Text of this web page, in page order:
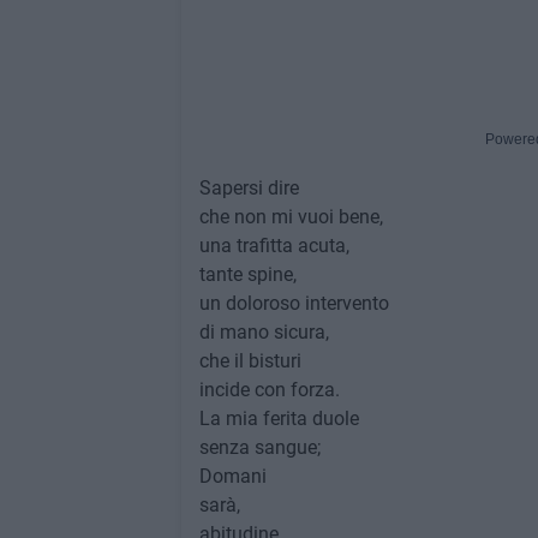
Sapersi dire
che non mi vuoi bene,
una trafitta acuta,
tante spine,
un doloroso intervento
di mano sicura,
che il bisturi
incide con forza.
La mia ferita duole
senza sangue;
Domani
sarà,
abitudine,